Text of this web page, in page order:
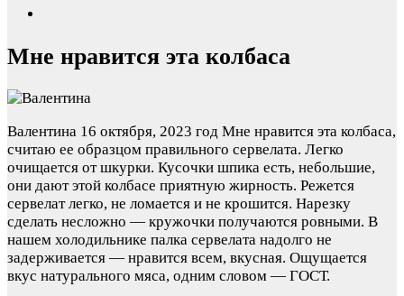
Мне нравится эта колбаса
Валентина 16 октября, 2023 год Мне нравится эта колбаса,
считаю ее образцом правильного сервелата. Легко
очищается от шкурки. Кусочки шпика есть, небольшие,
они дают этой колбасе приятную жирность. Режется
сервелат легко, не ломается и не крошится. Нарезку
сделать несложно — кружочки получаются ровными. В
нашем холодильнике палка сервелата надолго не
задерживается — нравится всем, вкусная. Ощущается
вкус натурального мяса, одним словом — ГОСТ.